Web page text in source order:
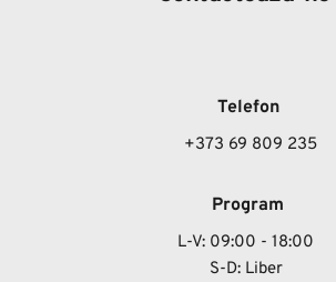
Telefon
+373 69 809 235
Program
L-V: 09:00 - 18:00
S-D: Liber